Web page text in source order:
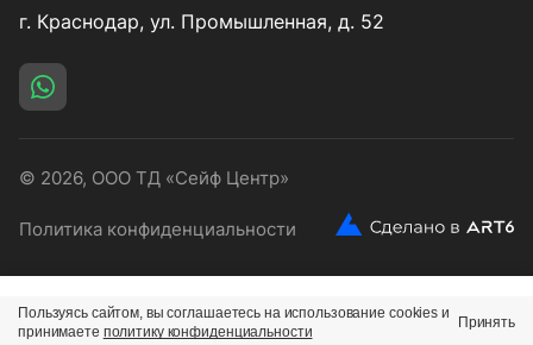
г. Краснодар, ул. Промышленная, д. 52
© 2026, ООО ТД «Сейф Центр»
Политика конфиденциальности
Главная Каталог Корзина Кабинет
Пользуясь сайтом, вы соглашаетесь на использование cookies и
принимаете политику конфиденциальности
Принять